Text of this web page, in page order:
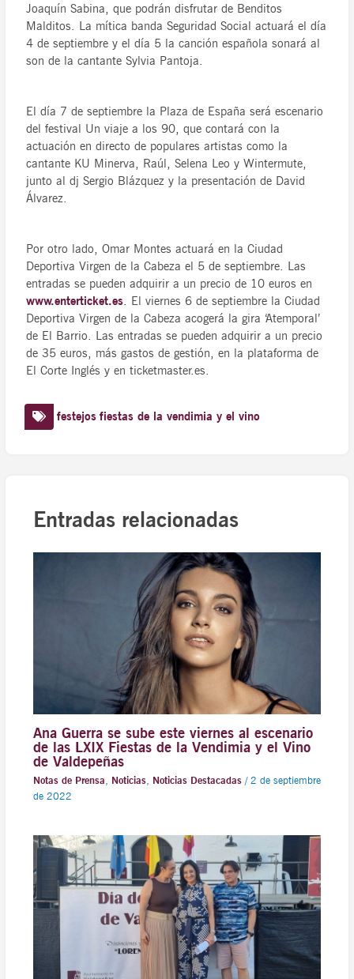
Joaquín Sabina, que podrán disfrutar de Benditos
Malditos. La mítica banda Seguridad Social actuará el día
4 de septiembre y el día 5 la canción española sonará al
son de la cantante Sylvia Pantoja.
El día 7 de septiembre la Plaza de España será escenario
del festival Un viaje a los 90, que contará con la
actuación en directo de populares artistas como la
cantante KU Minerva, Raúl, Selena Leo y Wintermute,
junto al dj Sergio Blázquez y la presentación de David
Álvarez.
Por otro lado, Omar Montes actuará en la Ciudad
Deportiva Virgen de la Cabeza el 5 de septiembre. Las
entradas se pueden adquirir a un precio de 10 euros en
www.enterticket.es. El viernes 6 de septiembre la Ciudad
Deportiva Virgen de la Cabeza acogerá la gira ‘Atemporal’
de El Barrio. Las entradas se pueden adquirir a un precio
de 35 euros, más gastos de gestión, en la plataforma de
El Corte Inglés y en ticketmaster.es.
festejos fiestas de la vendimia y el vino
Entradas relacionadas
Ana Guerra se sube este viernes al escenario
de las LXIX Fiestas de la Vendimia y el Vino
de Valdepeñas
Notas de Prensa Noticias, Noticias Destacadas/ 2 de septiembre
de 2022